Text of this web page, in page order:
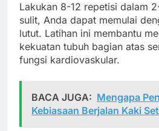
Lakukan 8-12 repetisi dalam
sulit, Anda dapat memulai
lutut. Latihan ini membantu
kekuatan tubuh bagian atas
fungsi kardiovaskular.
BACA JUGA: Mengapa
Kebiasaan Berjalan Kaki